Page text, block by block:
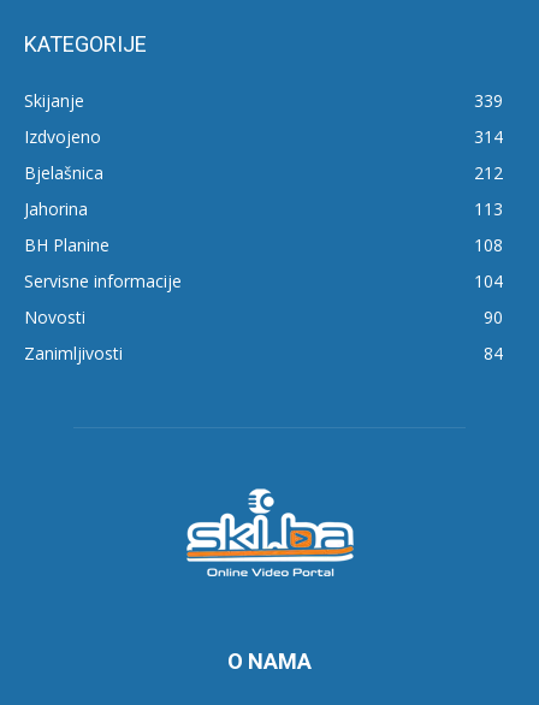
KATEGORIJE
Skijanje
339
Izdvojeno
314
Bjelašnica
212
Jahorina
113
BH Planine
108
Servisne informacije
104
Novosti
90
Zanimljivosti
84
O NAMA